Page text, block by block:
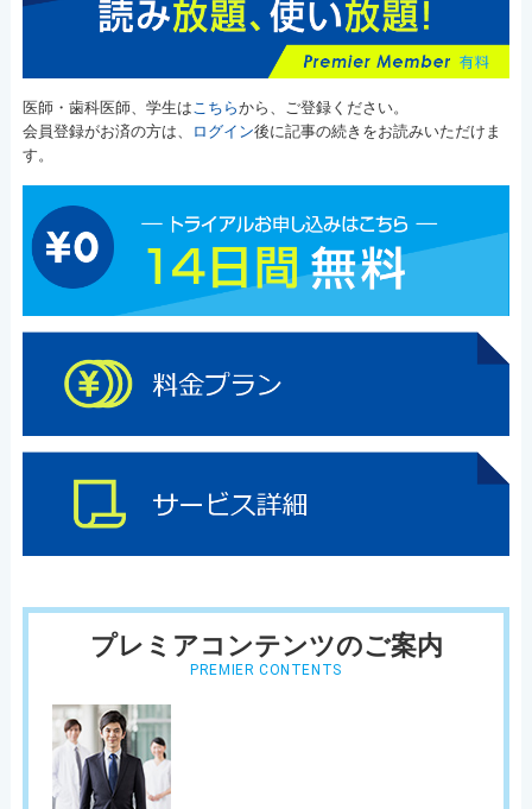
医師・歯科医師、学生はこちらから、ご登録ください。
会員登録がお済の方は、
ログイン後に記事の続きをお読みいただけま
す。
プレミアコンテンツのご案内
PREMIER CONTENTS